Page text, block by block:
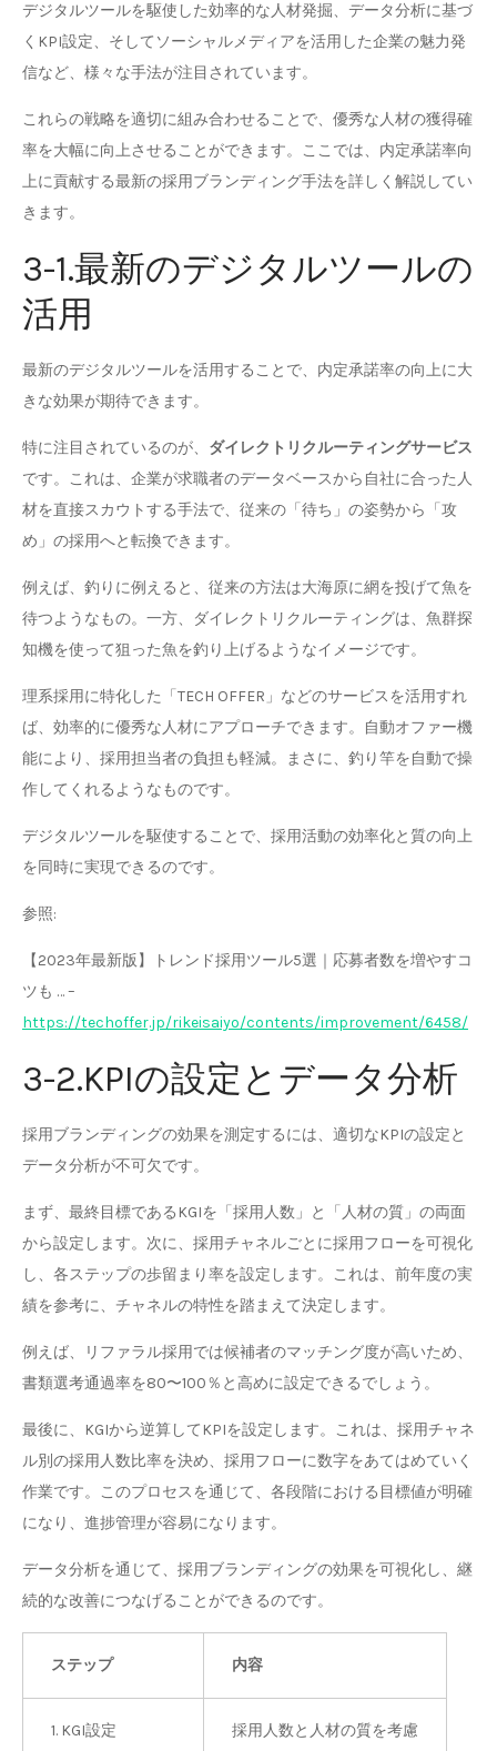
デジタルツールを駆使した効率的な人材発掘、データ分析に基づ
くKPI設定、そしてソーシャルメディアを活用した企業の魅力発
信など、様々な手法が注目されています。
これらの戦略を適切に組み合わせることで、優秀な人材の獲得確
率を大幅に向上させることができます。ここでは、内定承諾率向
上に貢献する最新の採用ブランディング手法を詳しく解説してい
きます。
3-1.最新のデジタルツールの
活用
最新のデジタルツールを活用することで、内定承諾率の向上に大
きな効果が期待できます。
特に注目されているのが、 ダイレクトリクルーティングサービス
です。これは、企業が求職者のデータベースから自社に合った人
材を直接スカウトする手法で、従来の「待ち」の姿勢から「攻
め」の採用へと転換できます。
例えば、釣りに例えると、従来の方法は大海原に網を投げて魚を
待つようなもの。一方、ダイレクトリクルーティングは、魚群探
知機を使って狙った魚を釣り上げるようなイメージです。
理系採用に特化した「TECH OFFER」などのサービスを活用すれ
ば、効率的に優秀な人材にアプローチできます。自動オファー機
能により、採用担当者の負担も軽減。まさに、釣り竿を自動で操
作してくれるようなものです。
デジタルツールを駆使することで、採用活動の効率化と質の向上
を同時に実現できるのです。
参照:
【2023年最新版】トレンド採用ツール5選｜応募者数を増やすコ
ツも … –
https://techoffer.jp/rikeisaiyo/contents/improvement/6458/
3-2.KPIの設定とデータ分析
採用ブランディングの効果を測定するには、適切なKPIの設定と
データ分析が不可欠です。
まず、最終目標であるKGIを「採用人数」と「人材の質」の両面
から設定します。次に、採用チャネルごとに採用フローを可視化
し、各ステップの歩留まり率を設定します。これは、前年度の実
績を参考に、チャネルの特性を踏まえて決定します。
例えば、リファラル採用では候補者のマッチング度が高いため、
書類選考通過率を80〜100％と高めに設定できるでしょう。
最後に、KGIから逆算してKPIを設定します。これは、採用チャネ
ル別の採用人数比率を決め、採用フローに数字をあてはめていく
作業です。このプロセスを通じて、各段階における目標値が明確
になり、進捗管理が容易になります。
データ分析を通じて、採用ブランディングの効果を可視化し、継
続的な改善につなげることができるのです。
ステップ 内容
1. KGI設定 採用人数と人材の質を考慮